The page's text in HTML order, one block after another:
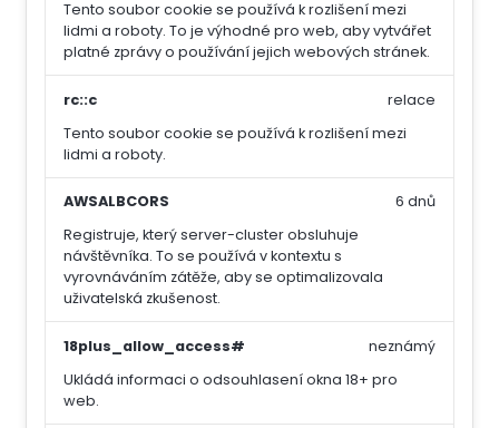
Tento soubor cookie se používá k rozlišení mezi
lidmi a roboty. To je výhodné pro web, aby vytvářet
platné zprávy o používání jejich webových stránek.
rc::c
Tento soubor cookie se používá k rozlišení mezi
lidmi a roboty.
relace
AWSALBCORS
Registruje, který server-cluster obsluhuje
návštěvníka. To se používá v kontextu s
vyrovnáváním zátěže, aby se optimalizovala
uživatelská zkušenost.
6 dnů
18plus_allow_access#
Ukládá informaci o odsouhlasení okna 18+ pro
web.
neznámý